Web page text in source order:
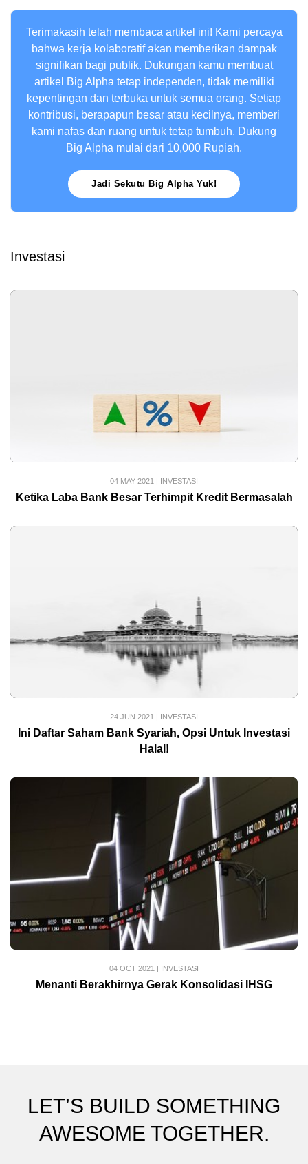
Terimakasih telah membaca artikel ini! Kami percaya
bahwa kerja kolaboratif akan memberikan dampak
signifikan bagi publik. Dukungan kamu membuat
artikel Big Alpha tetap independen, tidak memiliki
kepentingan dan terbuka untuk semua orang. Setiap
kontribusi, berapapun besar atau kecilnya, memberi
kami nafas dan ruang untuk tetap tumbuh. Dukung
Big Alpha mulai dari 10,000 Rupiah.
Jadi Sekutu Big Alpha Yuk!
Investasi
04 MAY 2021 INVESTASI
Ketika Laba Bank Besar Terhimpit Kredit Bermasalah
24 JUN 2021 INVESTASI
Ini Daftar Saham Bank Syariah, Opsi Untuk Investasi
Halal!
04 OCT 2021 INVESTASI
Menanti Berakhirnya Gerak Konsolidasi IHSG
LET’S BUILD SOMETHING
AWESOME TOGETHER.